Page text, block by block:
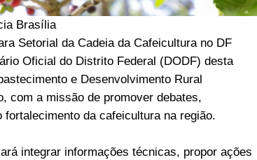
Brasília
Setorial da Cadeia da Cafeicultura no DF
Oficial do Distrito Federal (DODF) desta
e Desenvolvimento Rural
com a missão de promover debates,
da cafeicultura na região.
integrar informações técnicas, propor ações